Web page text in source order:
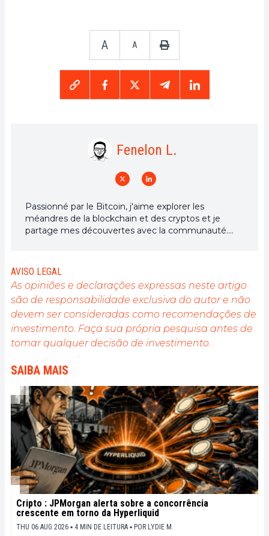
A A
Fenelon L.
Passionné par le Bitcoin, j'aime explorer les
méandres de la blockchain et des cryptos et je
partage mes découvertes avec la communauté.
tous, et je crois fermement que Bitcoin est l'outil
qui peut rendre cela possible.
AVISO LEGAL
As opiniões e declarações expressas neste artigo
são de responsabilidade exclusiva do autor e não
devem ser consideradas como recomendações de
investimento. Faça sua própria pesquisa antes de
tomar qualquer decisão de investimento.
SAIBA MAIS
Cripto : JPMorgan alerta sobre a concorrência
crescente em torno da Hyperliquid
THU 06 AUG 2026 ▪ 4 MIN DE LEITURA ▪ POR LYDIE M.